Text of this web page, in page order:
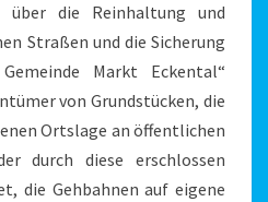
über die Reinhaltung und
Straßen und die Sicherung
Markt Eckental“
von Grundstücken, die
Ortslage an öffentlichen
durch diese erschlossen
die Gehbahnen auf eigene